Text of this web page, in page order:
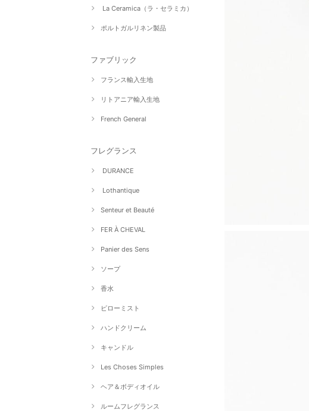
La Ceramica（ラ・セラミカ）
ポルトガルリネン製品
ファブリック
フランス輸入生地
リトアニア輸入生地
French General
フレグランス
DURANCE
Lothantique
Senteur et Beauté
FER À CHEVAL
Panier des Sens
ソープ
香水
ピローミスト
ハンドクリーム
キャンドル
Les Choses Simples
ヘア＆ボディオイル
ルームフレグランス